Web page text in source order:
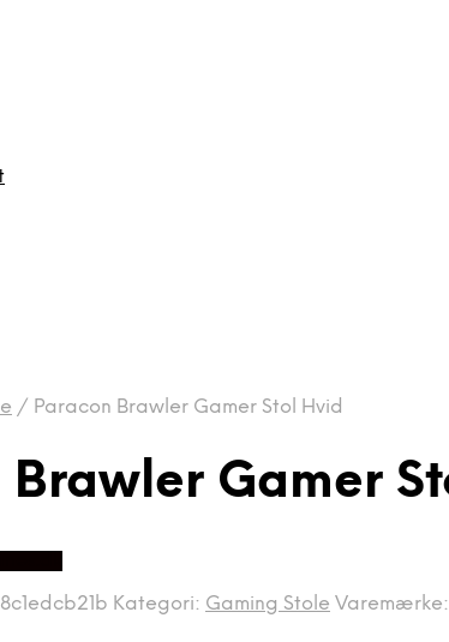
/ Paracon Brawler Gamer Stol Hvid
Brawler Gamer
Kategori: Gaming Stole Varemærke: